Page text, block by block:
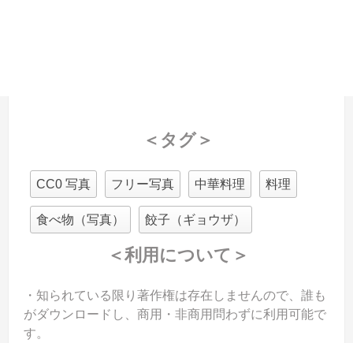
＜タグ＞
CC0 写真 フリー写真 中華料理 料理
食べ物（写真） 餃子（ギョウザ）
＜利用について＞
・知られている限り著作権は存在しませんので、誰も
がダウンロードし、商用・非商用問わずに利用可能で
す。